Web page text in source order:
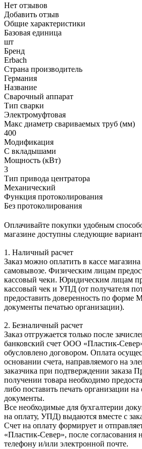
Нет отзывов
Добавить отзыв
Общие характеристики
Базовая единица
шт
Бренд
Erbach
Страна производитель
Германия
Название
Сварочный аппарат
Тип сварки
Электромуфтовая
Макс диаметр свариваемых труб (мм)
400
Модификация
С вкладышами
Мощность (кВт)
3
Тип привода центратора
Механический
Функция протоколирования
Без протоколирования
Оплачивайте покупки удобным
магазине доступны следующие
1. Наличный расчет
Заказ можно оплатить в кассе
самовывозе. Физическим лицам
кассовый чеки. Юридическим лицам
кассовый чек и УПД (от получателя
предоставить доверенность по форме
документы печатью организации).
2. Безналичный расчет
Заказ отгружается только после
банковский счет ООО «Пластик-
обусловлено договором. Оплата
основании счета, направляемого на
заказчика при подтверждении заказа
получении товара необходимо
либо поставить печать организации
документы.
Все необходимые для бухгалтерии
на оплату, УПД) выдаются вместе с
Счет на оплату формирует и
«Пластик-Север», после согласования
телефону и/или электронной почте.